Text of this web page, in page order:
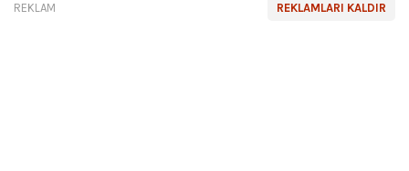
REKLAMLARI KALDIR
REKLAM